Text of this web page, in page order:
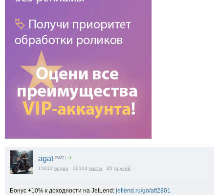
agat 25482 +1
15612 видео 20104 поста 45 друзей
Бонус +10% к доходности на JetLend: jetlend.ru/go/aft2801